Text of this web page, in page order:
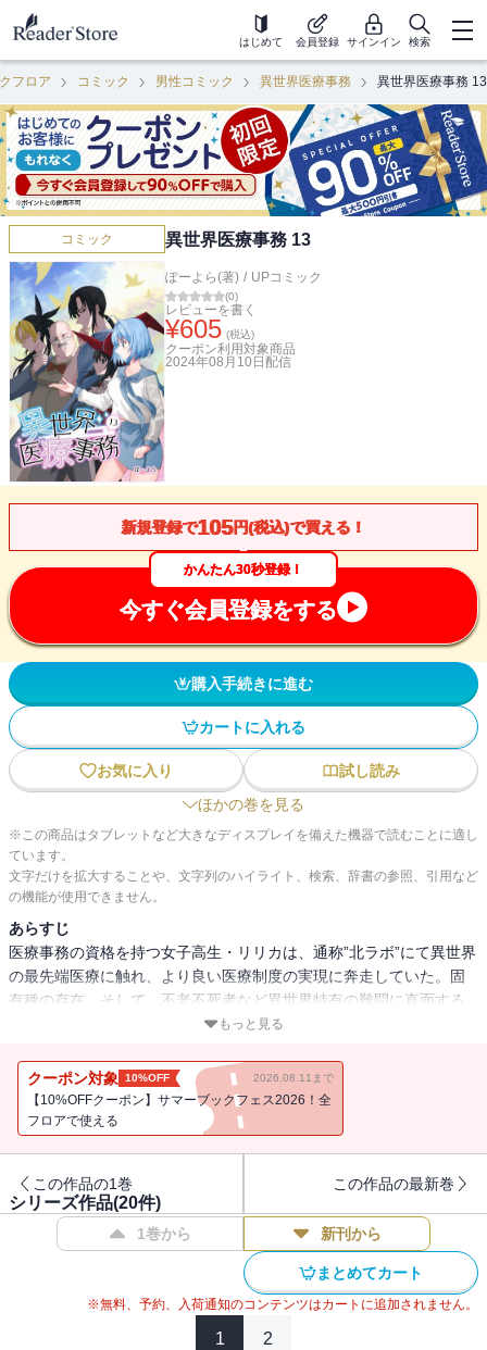
はじめて 会員登録 サインイン 検索
フロア コミック 男性コミック 異世界医療事務 異世界医療事務 13
コミック 異世界医療事務 13
ぽーよら(著) / UPコミック
(0)
レビューを書く
¥605 (税込)
クーポン利用対象商品
2024年08月10日 配信
新規登録で105円(税込)で買える！
かんたん30秒登録！
今すぐ会員登録をする
購入手続きに進む
カートに入れる
お気に入り
試し読み
ほかの巻を見る
※この商品はタブレットなど大きなディスプレイを備えた機器で読むことに適し
ています。
文字だけを拡大することや、文字列のハイライト、検索、辞書の参照、引用など
の機能が使用できません。
あらすじ
医療事務の資格を持つ女子高生・リリカは、通称”北ラボ”にて異世界
の最先端医療に触れ、より良い医療制度の実現に奔走していた。固
有種の存在、そして、不老不死者など異世界特有の難問に直面する
リリカに更なる危機が・・・！！”コードレッド”と呼ばれる未曽有の
いう異色の設定で読者を魅了するファンタジーコミックス！
もっと見る
クーポン対象 10%OFF 2026.08.11まで
【10%OFFクーポン】サマーブックフェス2026！全
フロアで使える
この作品の1巻 この作品の最新巻
シリーズ作品(20件)
1巻から 新刊から
まとめてカート
※無料、予約、入荷通知のコンテンツはカートに追加されません。
1 2